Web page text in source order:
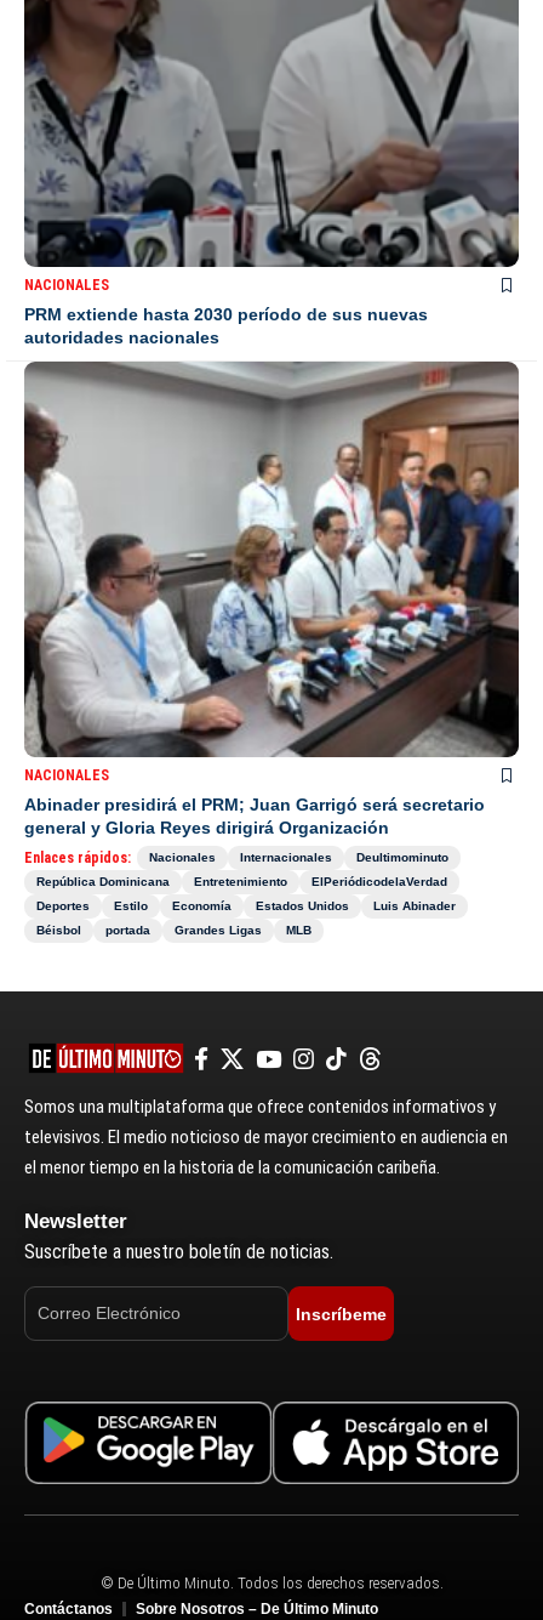
NACIONALES
PRM extiende hasta 2030 período de sus nuevas
autoridades nacionales
NACIONALES
Abinader presidirá el PRM; Juan Garrigó será secretario
general y Gloria Reyes dirigirá Organización
Enlaces rápidos: Nacionales Internacionales
Deultimominuto
República Dominicana
Entretenimiento
ElPeriódicodelaVerdad
Deportes
Estilo Economía Estados Unidos
Luis Abinader
Béisbol
portada Grandes Ligas MLB
Somos una multiplataforma que ofrece contenidos informativos y
televisivos. El medio noticioso de mayor crecimiento en audiencia en
el menor tiempo en la historia de la comunicación caribeña.
Newsletter
Suscríbete a nuestro boletín de noticias.
Inscríbeme
© De Último Minuto. Todos los derechos reservados.
Contáctanos
Sobre Nosotros – De Último Minuto